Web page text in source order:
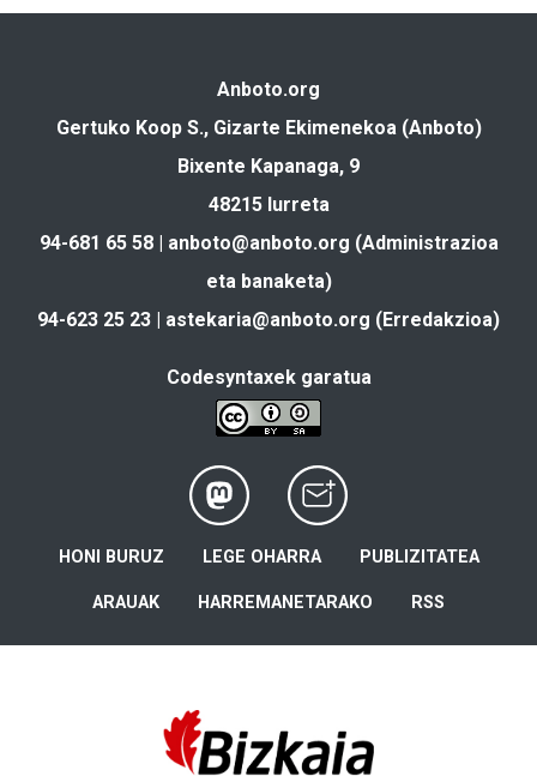
Anboto.org
Gertuko Koop S., Gizarte Ekimenekoa (Anboto)
Bixente Kapanaga, 9
48215 Iurreta
94-681 65 58 | anboto@anboto.org (Administrazioa
eta banaketa)
94-623 25 23 | astekaria@anboto.org (Erredakzioa)
Codesyntaxek garatua
HONI BURUZ LEGE OHARRA PUBLIZITATEA
ARAUAK HARREMANETARAKO RSS